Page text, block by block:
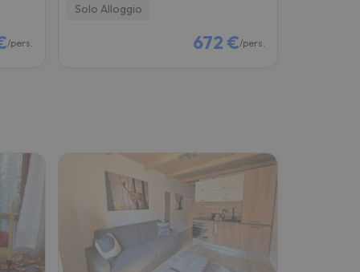
/pers.
Solo Alloggio
672 €/pers.